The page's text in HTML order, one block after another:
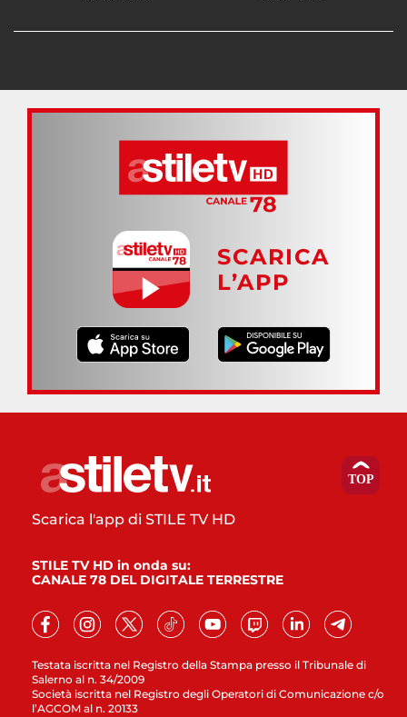
SCARICA
L’APP
Testata iscritta nel Registro della Stampa presso il Tribunale di
Salerno al n. 34/2009
Società iscritta nel Registro degli Operatori di Comunicazione c/o
l’AGCOM al n. 20133
Scarica l'app di STILE TV HD
STILE TV HD in onda su:
CANALE 78 DEL DIGITALE TERRESTRE